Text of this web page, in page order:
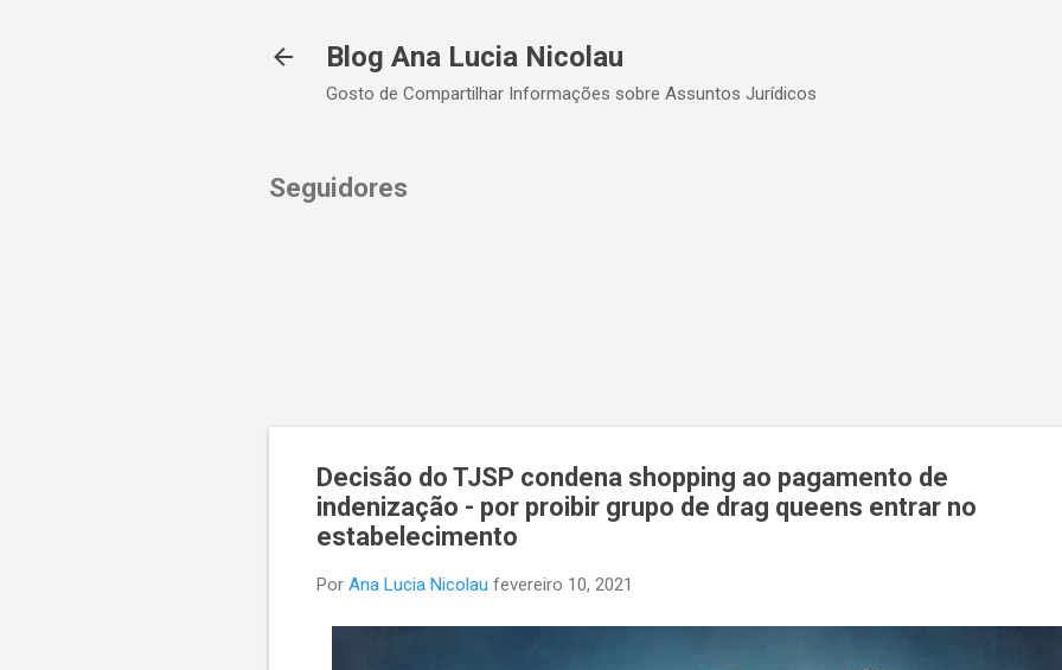
Blog Ana Lucia Nicolau
Gosto de Compartilhar Informações sobre Assuntos Jurídicos
Seguidores
Decisão do TJSP condena shopping ao pagamento de
indenização - por proibir grupo de drag queens entrar no
estabelecimento
Por Ana Lucia Nicolau fevereiro 10, 2021